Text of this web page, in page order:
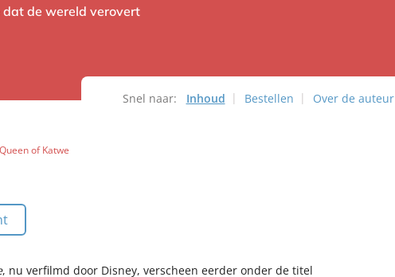
dat de wereld verovert
Snel naar: Inhoud Bestellen Over de auteur
of Katwe
, nu verfilmd door Disney, verscheen eerder onder de titel